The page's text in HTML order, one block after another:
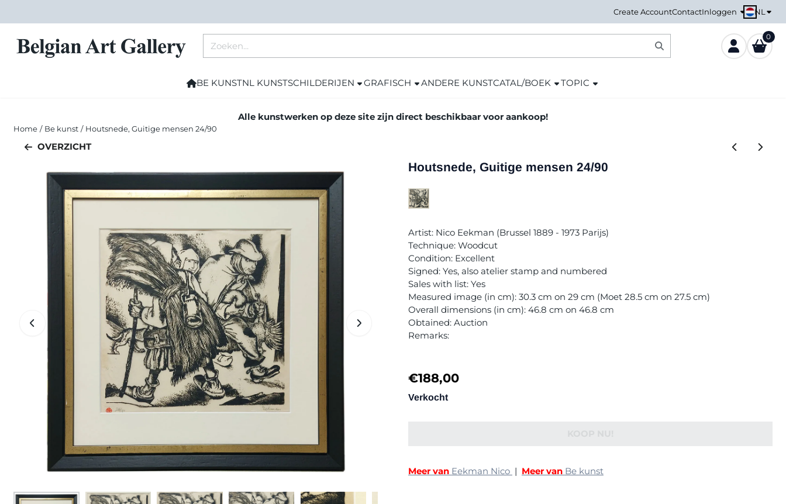
Create AccountContactInloggen NL
0
BE KUNSTNL KUNSTSCHILDERIJEN GRAFISCH ANDERE KUNSTCATAL/BOEK TOPIC
Alle kunstwerken op deze site zijn direct beschikbaar voor aankoop!
Home / Be kunst / Houtsnede, Guitige mensen 24/90
OVERZICHT
Houtsnede, Guitige mensen 24/90
Artist: Nico Eekman (Brussel 1889 - 1973 Parijs)
Technique: Woodcut
Condition: Excellent
Signed: Yes, also atelier stamp and numbered
Sales with list: Yes
Measured image (in cm): 30.3 cm on 29 cm (Moet 28.5 cm on 27.5 cm)
Overall dimensions (in cm): 46.8 cm on 46.8 cm
Obtained: Auction
Remarks:
€188,00
Verkocht
Meer van Eekman Nico | Meer van Be kunst